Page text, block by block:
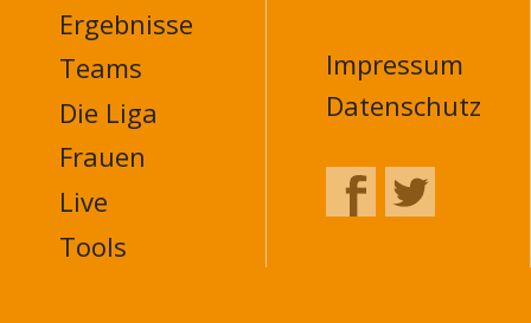
Ergebnisse
Teams
Die Liga
Frauen
Live
Tools
Impressum
Datenschutz